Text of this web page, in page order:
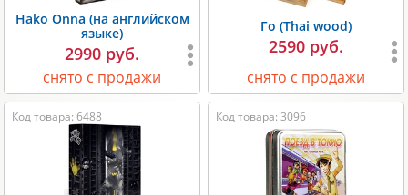
Hako Onna (на английском
языке)
2990 руб.
снято с продажи
Го (Thai wood)
2590 руб.
снято с продажи
Код товара: 6488 Код товара: 3096